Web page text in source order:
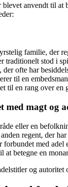
anvendt til at
familie, der
traditionelt stod i
ofte har
til en
til en rang over en
med magt og
eller en
regent, der
forbundet med adel
at betegne en
og